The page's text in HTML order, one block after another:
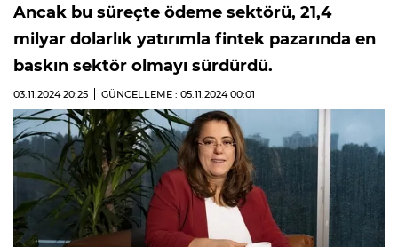
Ancak bu süreçte ödeme sektörü, 21,4
milyar dolarlık yatırımla fintek pazarında en
baskın sektör olmayı sürdürdü.
03.11.202420:25 GÜNCELLEME : 05.11.202400:01